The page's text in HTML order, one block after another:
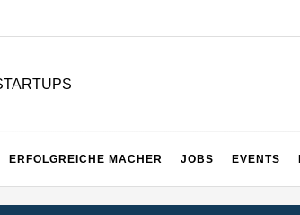
ERFOLGREICHE MACHER JOBS EVENTS